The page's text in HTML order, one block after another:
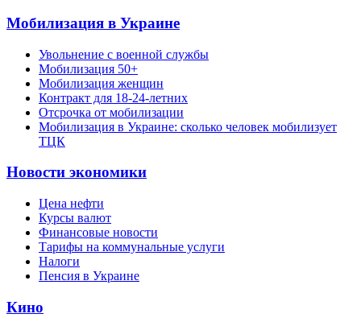
Мобилизация в Украине
Увольнение с военной службы
Мобилизация 50+
Мобилизация женщин
Контракт для 18-24-летних
Отсрочка от мобилизации
Мобилизация в Украине: сколько человек мобилизует
ТЦК
Новости экономики
Цена нефти
Курсы валют
Финансовые новости
Тарифы на коммунальные услуги
Налоги
Пенсия в Украине
Кино